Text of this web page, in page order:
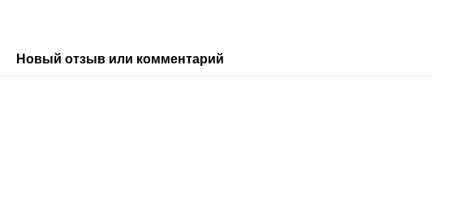
Новый отзыв или комментарий